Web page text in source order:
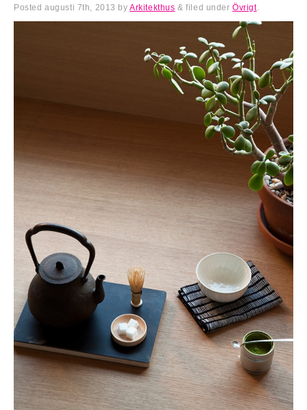
Postedaugusti 7th, 2013 byArkitekthus & filed underÖvrigt.